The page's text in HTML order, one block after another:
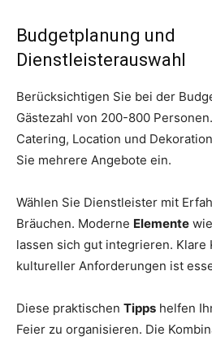
Budgetplanung und
Dienstleisterauswahl
Berücksichtigen Sie bei der
Gästezahl von 200-800
Catering, Location und
Sie mehrere Angebote ein.
Wählen Sie Dienstleister mit
Bräuchen. Moderne Elemente
lassen sich gut integrieren. Klare
kultureller Anforderungen ist
Diese praktischen Tipps helfen
Feier zu organisieren. Die